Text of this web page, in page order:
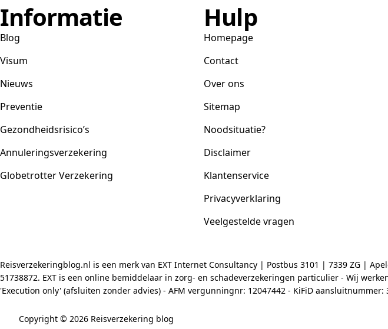
Informatie
Blog
Visum
Nieuws
Preventie
Gezondheidsrisico’s
Annuleringsverzekering
Globetrotter Verzekering
Hulp
Homepage
Contact
Over ons
Sitemap
Noodsituatie?
Disclaimer
Klantenservice
Privacyverklaring
Veelgestelde vragen
Reisverzekeringblog.nl is een merk van EXT Internet Consultancy | Postbus 3101 | 7339 ZG |
51738872. EXT is een online bemiddelaar in zorg- en schadeverzekeringen particulier - Wij
'Execution only' (afsluiten zonder advies) - AFM vergunningnr: 12047442 - KiFiD aansluitnummer:
Copyright © 2026 Reisverzekering blog